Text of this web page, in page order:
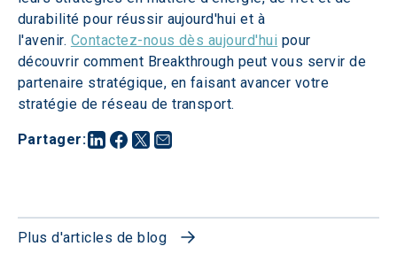
Partager:
durabilité pour réussir aujourd'hui et à
l'avenir. Contactez-nous dès aujourd'hui pour
découvrir comment Breakthrough peut vous servir de
partenaire stratégique, en faisant avancer votre
stratégie de réseau de transport.
Plus d'articles de blog